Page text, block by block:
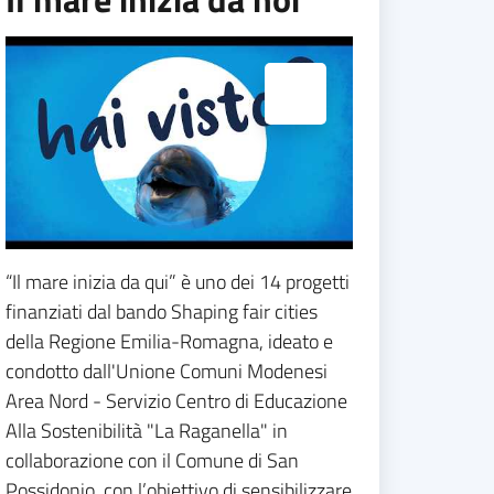
Espandi popup
“Il mare inizia da qui” è uno dei 14 progetti
finanziati dal bando Shaping fair cities
della Regione Emilia-Romagna, ideato e
condotto dall'Unione Comuni Modenesi
Area Nord - Servizio Centro di Educazione
Alla Sostenibilità "La Raganella" in
collaborazione con il Comune di San